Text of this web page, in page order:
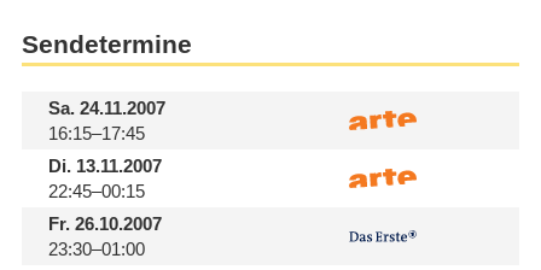
Sendetermine
Sa.24.11.2007
16:15–17:45
Di.13.11.2007
22:45–00:15
Fr.26.10.2007
23:30–01:00